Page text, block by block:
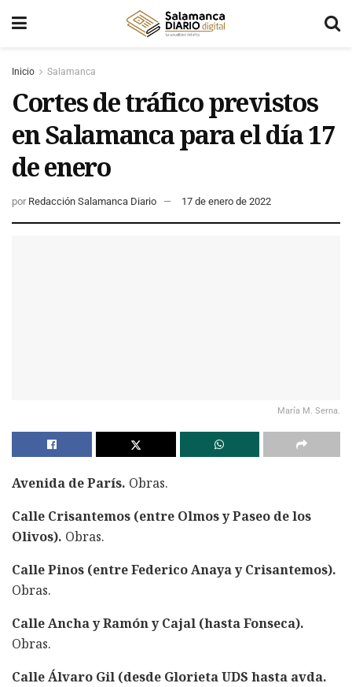
Inicio Salamanca
Cortes de tráfico previstos
en Salamanca para el día 17
de enero
por Redacción Salamanca Diario 17 de enero de 2022
María M. Serna.
Avenida de París. Obras.
Calle Crisantemos (entre Olmos y Paseo de los
Olivos). Obras.
Calle Pinos (entre Federico Anaya y Crisantemos).
Obras.
Calle Ancha y Ramón y Cajal (hasta Fonseca).
Obras.
Calle Álvaro Gil (desde Glorieta UDS hasta avda.